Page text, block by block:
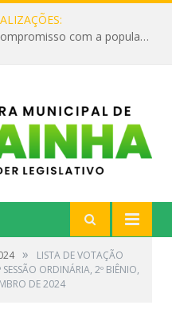
Um símbolo do mandato e do compromisso com a população
»
LISTA DE VOTAÇÃO
ORDINÁRIA, 2º BIÊNIO,
DE 2024